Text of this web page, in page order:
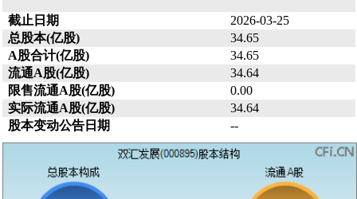
截止日期
2026-03-25
总股本(亿股)
34.65
A股合计(亿股)
34.65
流通A股(亿股)
34.64
限售流通A股(亿股)
0.00
实际流通A股(亿股)
34.64
股本变动公告日期
--